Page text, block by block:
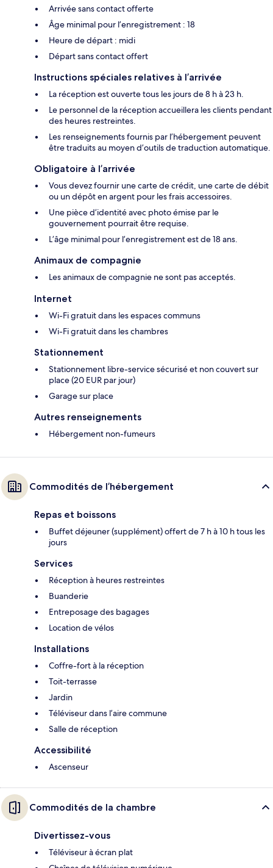
Arrivée sans contact offerte
Âge minimal pour l’enregistrement : 18
Heure de départ : midi
Départ sans contact offert
Instructions spéciales relatives à l’arrivée
La réception est ouverte tous les jours de 8 h à 23 h.
Le personnel de la réception accueillera les clients pendant
des heures restreintes.
Les renseignements fournis par l’hébergement peuvent
être traduits au moyen d’outils de traduction automatique.
Obligatoire à l’arrivée
Vous devez fournir une carte de crédit, une carte de débit
ou un dépôt en argent pour les frais accessoires.
Une pièce d’identité avec photo émise par le
gouvernement pourrait être requise.
L’âge minimal pour l’enregistrement est de 18 ans.
Animaux de compagnie
Les animaux de compagnie ne sont pas acceptés.
Internet
Wi-Fi gratuit dans les espaces communs
Wi-Fi gratuit dans les chambres
Stationnement
Stationnement libre-service sécurisé et non couvert sur
place (20 EUR par jour)
Garage sur place
Autres renseignements
Hébergement non-fumeurs
Commodités de l’hébergement
Repas et boissons
Buffet déjeuner (supplément) offert de 7 h à 10 h tous les
jours
Services
Réception à heures restreintes
Buanderie
Entreposage des bagages
Location de vélos
Installations
Coffre-fort à la réception
Toit-terrasse
Jardin
Téléviseur dans l’aire commune
Salle de réception
Accessibilité
Ascenseur
Commodités de la chambre
Divertissez-vous
Téléviseur à écran plat